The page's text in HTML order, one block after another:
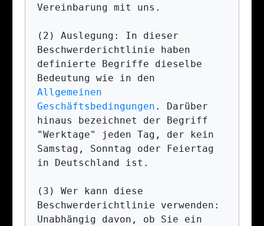
Vereinbarung mit uns.
(2) Auslegung: In dieser
Beschwerderichtlinie haben
definierte Begriffe dieselbe
Bedeutung wie in den
Allgemeinen
Geschäftsbedingungen . Darüber
hinaus bezeichnet der Begriff
"Werktage" jeden Tag, der kein
Samstag, Sonntag oder Feiertag
in Deutschland ist.
(3) Wer kann diese
Beschwerderichtlinie verwenden:
Unabhängig davon, ob Sie ein